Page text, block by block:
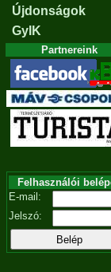
Újdonságok
GyIK
Partnereink
Felhasználói
E-mail:
Jelszó: